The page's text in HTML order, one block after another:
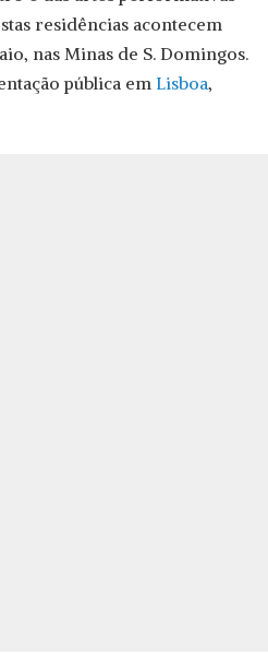
residências acontecem
nas Minas de S. Domingos.
pública em Lisboa,